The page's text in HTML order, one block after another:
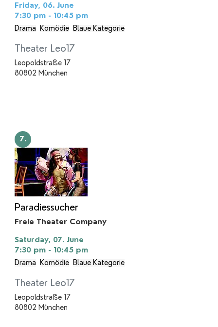
Friday, 06. June
7:30 pm - 10:45 pm
Drama
Komödie Blaue Kategorie
Theater Leo17
Leopoldstraße 17
80802 München
7.
Paradiessucher
Freie Theater Company
Saturday, 07. June
7:30 pm - 10:45 pm
Drama
Komödie Blaue Kategorie
Theater Leo17
Leopoldstraße 17
80802 München